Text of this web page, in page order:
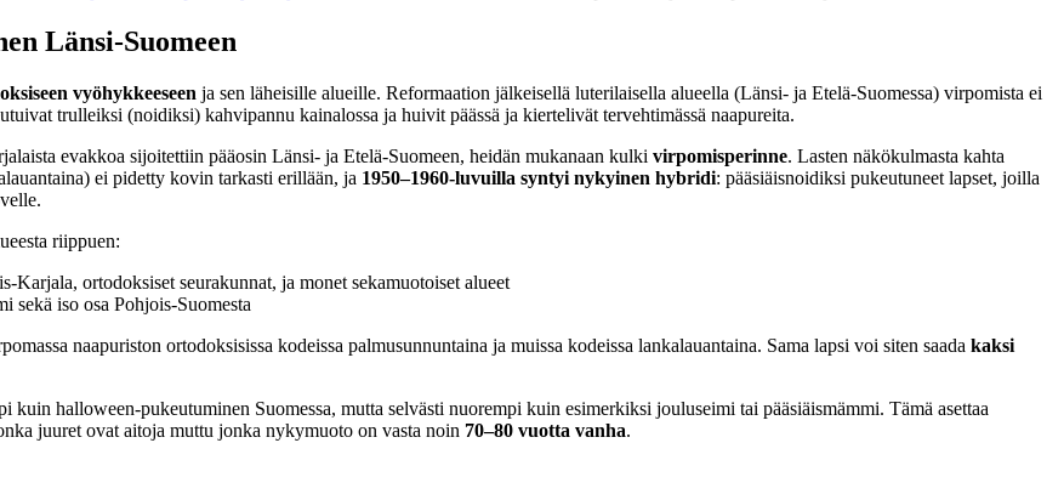
Länsi-Suomeen
vyöhykkeeseen ja sen läheisille alueille. Reformaation jälkeisellä luterilaisella alueella (Länsi- ja Etelä-Suomessa) virpomista ei
trulleiksi (noidiksi) kahvipannu kainalossa ja huivit päässä ja kiertelivät tervehtimässä naapureita.
evakkoa sijoitettiin pääosin Länsi- ja Etelä-Suomeen, heidän mukanaan kulki virpomisperinne. Lasten näkökulmasta kahta
ei pidetty kovin tarkasti erillään, ja 1950–1960-luvuilla syntyi nykyinen hybridi: pääsiäisnoidiksi pukeutuneet lapset, joilla
riippuen:
Karjala, ortodoksiset seurakunnat, ja monet sekamuotoiset alueet
sekä iso osa Pohjois-Suomesta
naapuriston ortodoksisissa kodeissa palmusunnuntaina ja muissa kodeissa lankalauantaina. Sama lapsi voi siten saada kaksi
kuin halloween-pukeutuminen Suomessa, mutta selvästi nuorempi kuin esimerkiksi jouluseimi tai pääsiäismämmi. Tämä asettaa
juuret ovat aitoja muttu jonka nykymuoto on vasta noin 70–80 vuotta vanha.